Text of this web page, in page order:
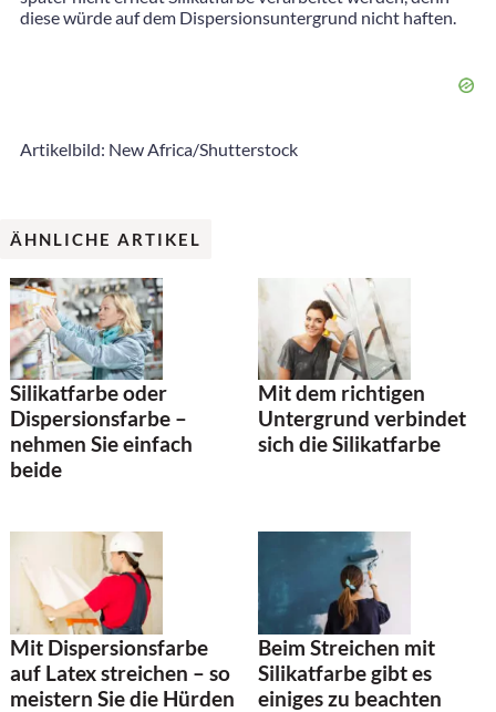
diese würde auf dem Dispersionsuntergrund nicht haften.
Artikelbild: New Africa/Shutterstock
ÄHNLICHE ARTIKEL
Silikatfarbe oder
Dispersionsfarbe –
nehmen Sie einfach
beide
Mit dem richtigen
Untergrund verbindet
sich die Silikatfarbe
Mit Dispersionsfarbe
auf Latex streichen – so
meistern Sie die Hürden
Beim Streichen mit
Silikatfarbe gibt es
einiges zu beachten